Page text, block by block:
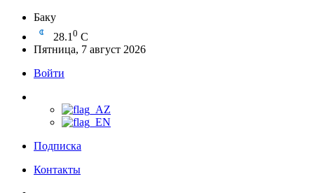
Баку
28.1 0 C
Пятница, 7 август 2026
Войти
Подписка
Контакты